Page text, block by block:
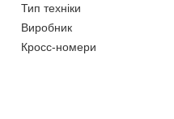
Тип техніки
Виробник
Кросс-номери